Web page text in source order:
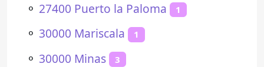
⚬ 27400 Puerto la Paloma 1
⚬ 30000 Mariscala 1
⚬ 30000 Minas 3